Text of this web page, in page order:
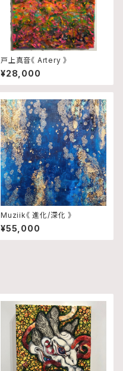
戸上真音《 Artery 》
¥28,000
Muziik《 進化/深化 》
¥55,000